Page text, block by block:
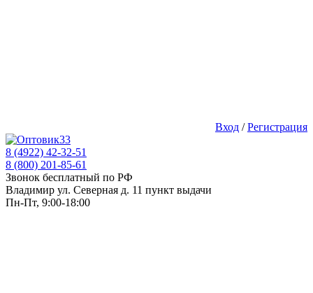
Вход /Регистрация
8 (4922) 42-32-51
8 (800) 201-85-61
Звонок бесплатный по РФ
Владимир ул. Северная д. 11 пункт выдачи
Пн-Пт, 9:00-18:00